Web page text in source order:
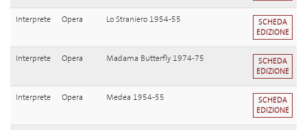
Interprete Opera Lo Straniero 1954-55
SCHEDA
EDIZIONE
Interprete Opera Madama Butterfly 1974-75
SCHEDA
EDIZIONE
Interprete Opera Medea 1954-55
SCHEDA
EDIZIONE